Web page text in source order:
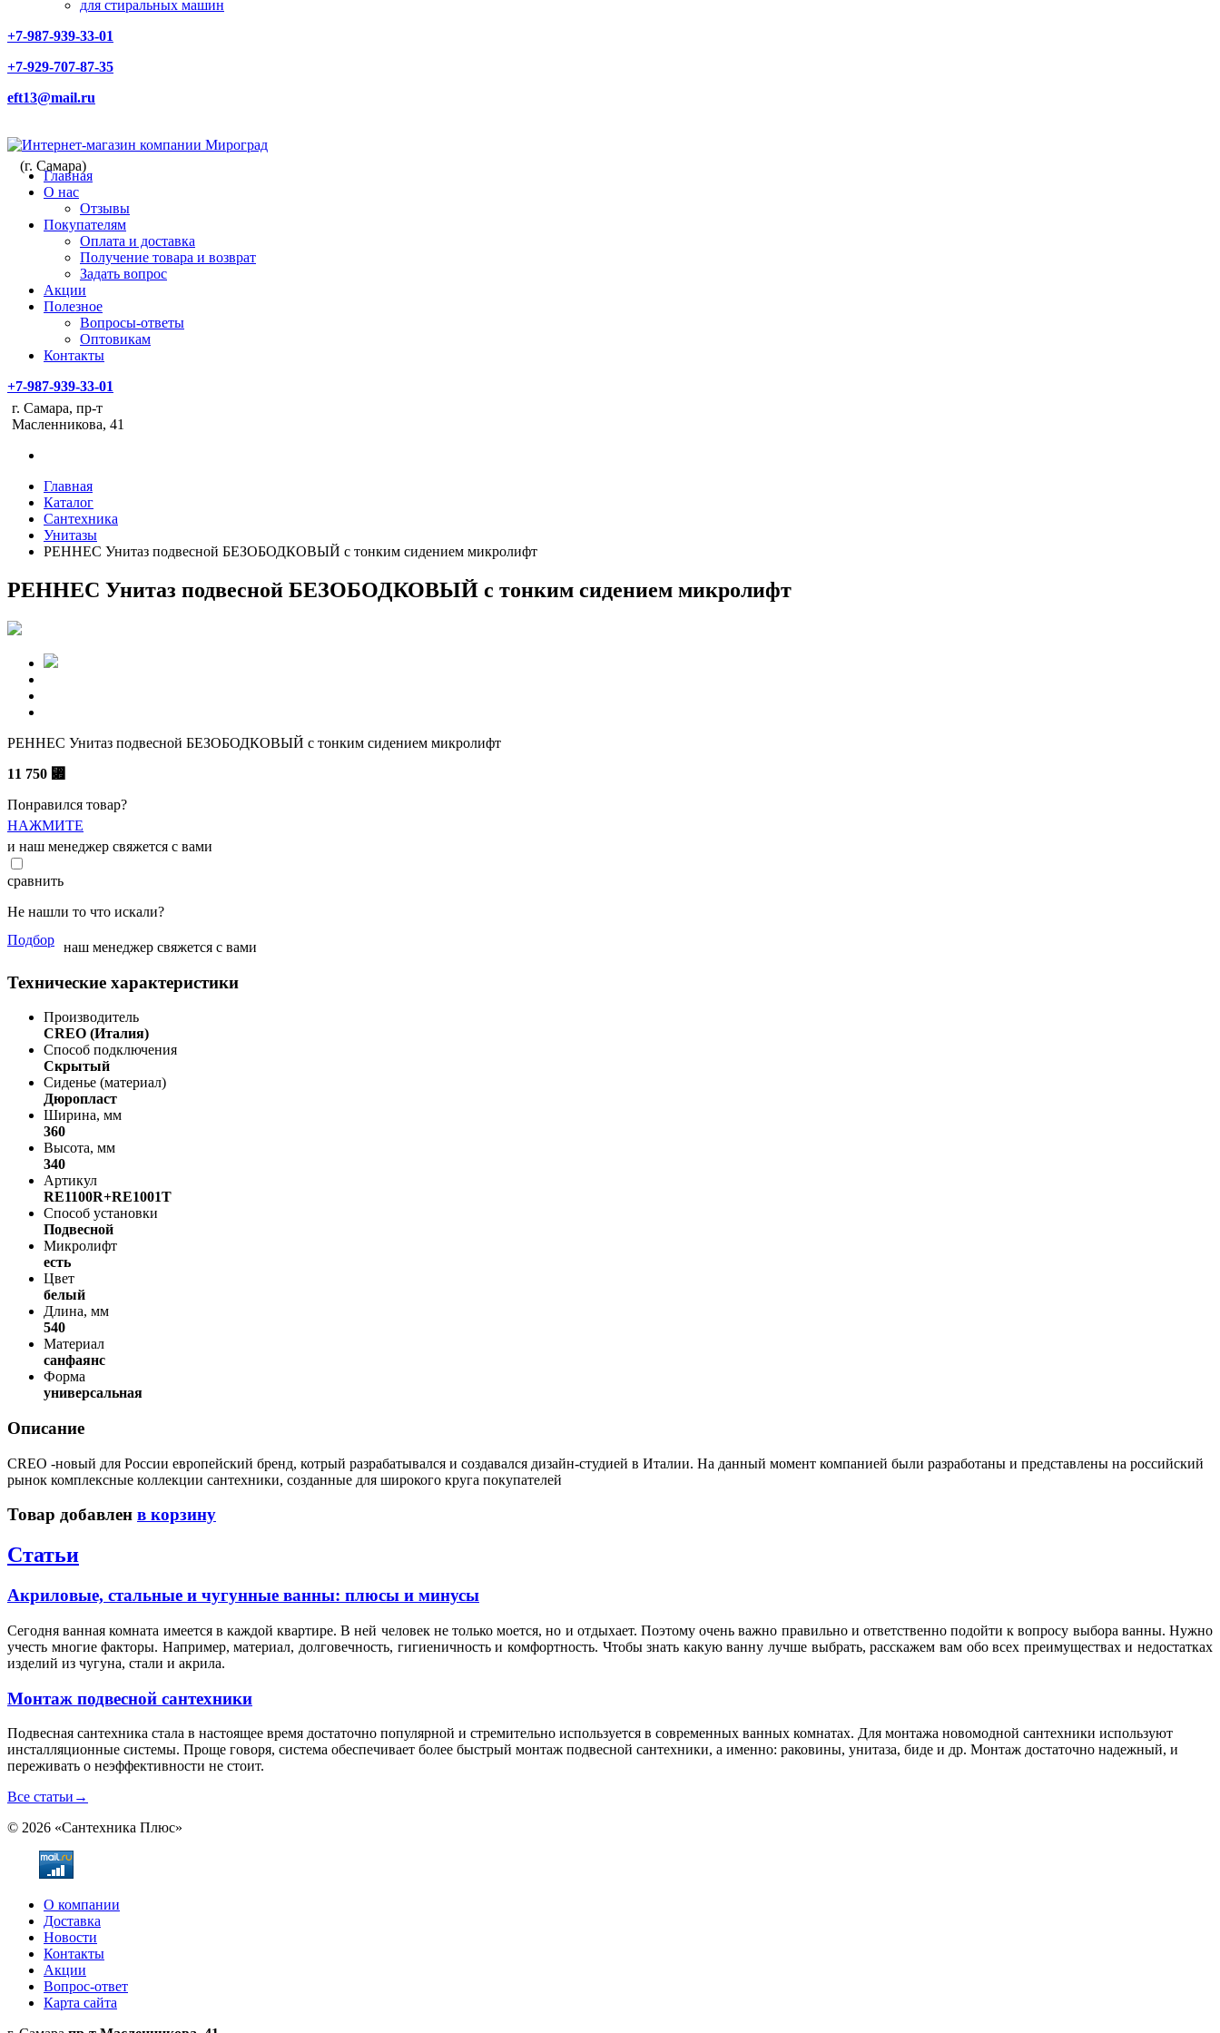
для стиральных машин
+7-987-939-33-01
+7-929-707-87-35
eft13@mail.ru
(г. Самара)
Главная
О нас
Отзывы
Покупателям
Оплата и доставка
Получение товара и возврат
Задать вопрос
Акции
Полезное
Вопросы-ответы
Оптовикам
Контакты
+7-987-939-33-01
г. Самара, пр-т
Масленникова, 41
Главная
Каталог
Сантехника
Унитазы
РЕННЕС Унитаз подвесной БЕЗОБОДКОВЫЙ с тонким сидением микролифт
РЕННЕС Унитаз подвесной БЕЗОБОДКОВЫЙ с тонким сидением микролифт
РЕННЕС Унитаз подвесной БЕЗОБОДКОВЫЙ с тонким сидением микролифт
11 750 ⃏
Понравился товар?
НАЖМИТЕ
и наш менеджер свяжется с вами
сравнить
Не нашли то что искали?
Подбор наш менеджер свяжется с вами
Технические характеристики
Производитель
CREO (Италия)
Способ подключения
Скрытый
Сиденье (материал)
Дюропласт
Ширина, мм
360
Высота, мм
340
Артикул
RE1100R+RE1001T
Способ установки
Подвесной
Микролифт
есть
Цвет
белый
Длина, мм
540
Материал
санфаянс
Форма
универсальная
Описание
CREO -новый для России европейский бренд, котрый разрабатывался и создавался дизайн-студией в Италии. На данный момент компанией были разработаны и представлены на российский
рынок комплексные коллекции сантехники, созданные для широкого круга покупателей
Товар добавлен в корзину
Статьи
Акриловые, стальные и чугунные ванны: плюсы и минусы
Сегодня ванная комната имеется в каждой квартире. В ней человек не только моется, но и отдыхает. Поэтому очень важно правильно и ответственно подойти к вопросу выбора ванны. Нужно
учесть многие факторы. Например, материал, долговечность, гигиеничность и комфортность. Чтобы знать какую ванну лучше выбрать, расскажем вам обо всех преимуществах и недостатках
изделий из чугуна, стали и акрила.
Монтаж подвесной сантехники
Подвесная сантехника стала в настоящее время достаточно популярной и стремительно используется в современных ванных комнатах. Для монтажа новомодной сантехники используют
инсталляционные системы. Проще говоря, система обеспечивает более быстрый монтаж подвесной сантехники, а именно: раковины, унитаза, биде и др. Монтаж достаточно надежный, и
переживать о неэффективности не стоит.
Все статьи →
© 2026 «Сантехника Плюс»
О компании
Доставка
Новости
Контакты
Акции
Вопрос-ответ
Карта сайта